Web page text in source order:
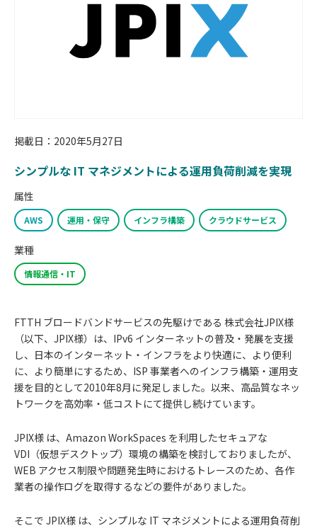
掲載日：2020年5月27日
シンプルな IT マネジメントによる運用負荷削減を実現
属性
AWS 運用・保守 インフラ構築 クラウドサービス
業種
情報通信・IT
FTTH ブロードバンドサービスの先駆けである 株式会社JPIX様
（以下、JPIX様）は、IPv6 インターネットの普及・発展を支援
し、日本のインターネット・インフラをより快適に、より便利
に、より簡単にするため、ISP 事業者へのインフラ構築・運用支
援を目的として2010年8月に発足しました。以来、高品質なネッ
トワークを高効率・低コストにて提供し続けています。
JPIX様 は、Amazon WorkSpaces を利用したセキュアな
VDI（仮想デスクトップ）環境の構築を検討しておりましたが、
WEB アクセス制限や問題発生時におけるトレースのため、各作
業者の操作ログを取得するなどの要件がありました。
そこで JPIX様 は、シンプルな IT マネジメントによる運用負荷削